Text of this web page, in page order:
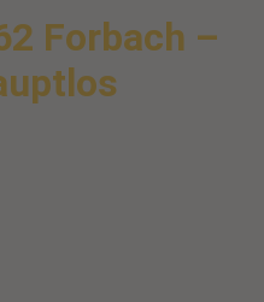
Forbach –